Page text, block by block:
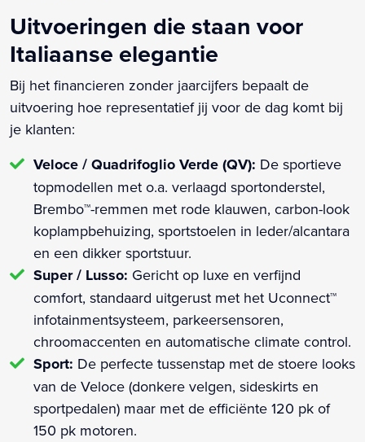
Uitvoeringen die staan voor
Italiaanse elegantie
Bij het financieren zonder jaarcijfers bepaalt de
uitvoering hoe representatief jij voor de dag komt bij
je klanten:
Veloce / Quadrifoglio Verde (QV): De sportieve
topmodellen met o.a. verlaagd sportonderstel,
Brembo™-remmen met rode klauwen, carbon-look
koplampbehuizing, sportstoelen in leder/alcantara
en een dikker sportstuur.
Super / Lusso: Gericht op luxe en verfijnd
comfort, standaard uitgerust met het Uconnect™
infotainmentsysteem, parkeersensoren,
chroomaccenten en automatische climate control.
Sport: De perfecte tussenstap met de stoere looks
van de Veloce (donkere velgen, sideskirts en
sportpedalen) maar met de efficiënte 120 pk of
150 pk motoren.